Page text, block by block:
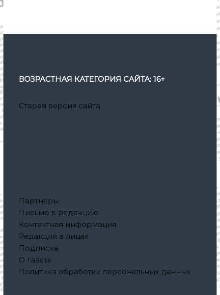
ВОЗРАСТНАЯ КАТЕГОРИЯ САЙТА: 16+
Старая версия сайта
Партнеры
Письмо в редакцию
Контактная информация
Редакция в лицах
Подписка
О газете
Политика обработки персональных данных